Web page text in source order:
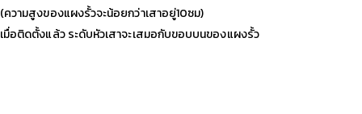
(ความสูงของแผงรั้วจะน้อยกว่าเสาอยู่10ซม)
เมื่อติดตั้งแล้ว ระดับหัวเสาจะเสมอกับขอบบนของแผงรั้ว